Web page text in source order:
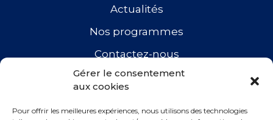
Gérer le consentement
aux cookies
Pour offrir les meilleures expériences, nous utilisons des technologies
Actualités
Nos programmes
Contactez-nous
Retrouvez-nous